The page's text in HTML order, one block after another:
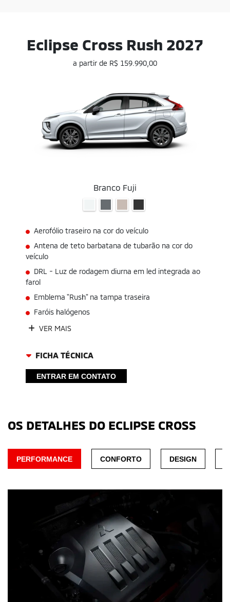
Eclipse Cross Rush 2027
a partir de R$ 159.990,00
Branco Fuji
Aerofólio traseiro na cor do veículo
Antena de teto barbatana de tubarão na cor do
veículo
DRL - Luz de rodagem diurna em led integrada ao
farol
Emblema "Rush" na tampa traseira
Faróis halógenos
VER MAIS
FICHA TÉCNICA
ENTRAR EM CONTATO
OS DETALHES DO ECLIPSE CROSS
PERFORMANCE CONFORTO DESIGN